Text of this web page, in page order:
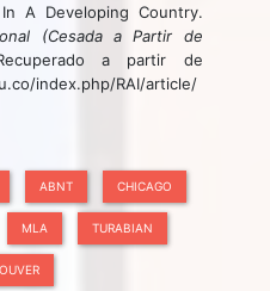
A Developing Country.
(Cesada a Partir de
a partir de
index.php/RAI/article/
ABNT CHICAGO
MLA TURABIAN